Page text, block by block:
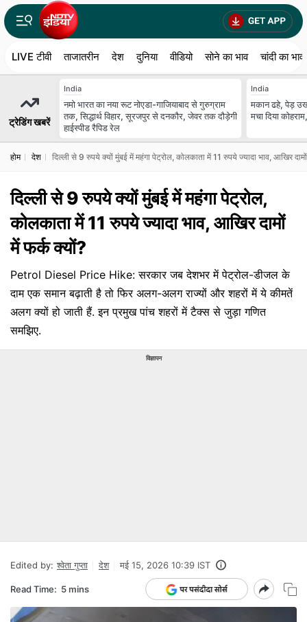
LIVE टीवी ताजातरीन देश दुनिया वीडियो सोने का भाव चांदी का भाव
ट्रेडिंग खबरें
India
नमो भारत का नया रूट नोएडा-गाजियाबाद से गुरुग्राम
तक, सिद्धार्थ विहार, सूरजपुर से दनकौर, जेवर तक दौड़ेगी
हाईस्पीड रैपिड रेल
India
मकान ढहे, पेड़
मचा दिया
होम देश दिल्ली से 9 रुपये क्यों मुंबई में महंगा पेट्रोल, कोलकाता में 11 रुपये ज्यादा भाव, आखिर
दिल्ली से 9 रुपये क्यों मुंबई में महंगा पेट्रोल,
कोलकाता में 11 रुपये ज्यादा भाव, आखिर दामों
में फर्क क्यों?
Petrol Diesel Price Hike: सरकार जब देशभर में पेट्रोल-डीजल के
दाम एक समान बढ़ाती है तो फिर अलग-अलग राज्यों और शहरों में ये कीमतें
अलग क्यों हो जाती हैं. इन प्रमुख पांच शहरों में टैक्स से जुड़ा गणित
समझिए.
विज्ञापन
Edited by: श्वेता गुप्ता देश मई 15, 2026 10:39 IST
Read Time: 5 mins